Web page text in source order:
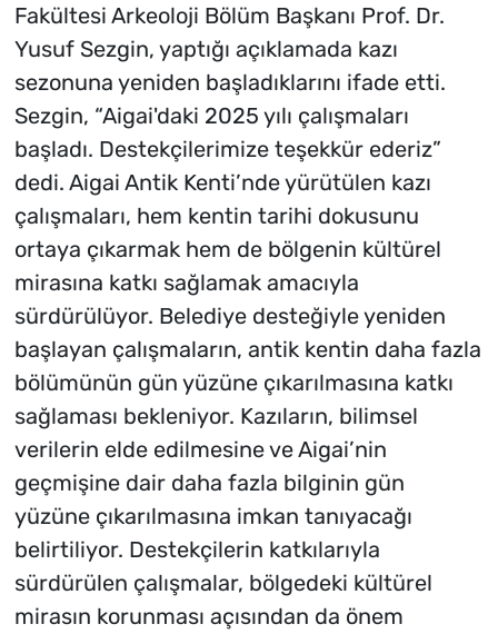
Fakültesi Arkeoloji Bölüm Başkanı Prof. Dr.
Yusuf Sezgin, yaptığı açıklamada kazı
sezonuna yeniden başladıklarını ifade etti.
Sezgin, “Aigai'daki 2025 yılı çalışmaları
başladı. Destekçilerimize teşekkür ederiz”
dedi. Aigai Antik Kenti’nde yürütülen kazı
çalışmaları, hem kentin tarihi dokusunu
ortaya çıkarmak hem de bölgenin kültürel
mirasına katkı sağlamak amacıyla
sürdürülüyor. Belediye desteğiyle yeniden
başlayan çalışmaların, antik kentin daha fazla
bölümünün gün yüzüne çıkarılmasına katkı
sağlaması bekleniyor. Kazıların, bilimsel
verilerin elde edilmesine ve Aigai’nin
geçmişine dair daha fazla bilginin gün
yüzüne çıkarılmasına imkan tanıyacağı
belirtiliyor. Destekçilerin katkılarıyla
sürdürülen çalışmalar, bölgedeki kültürel
mirasın korunması açısından da önem